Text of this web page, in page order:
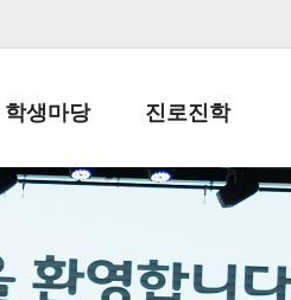
학생마당
학생생활규정
학교신문
진로진학
공지사항 및 입시자료
드림레터